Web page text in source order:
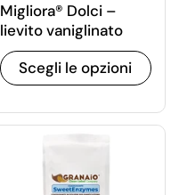
Migliora® Dolci –
lievito vaniglinato
Scegli le opzioni